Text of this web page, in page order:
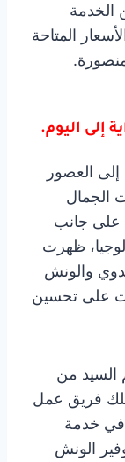
الخدمة
المتاحة
إلى اليوم.
العصور
الجمال
على جانب
ظهرت
والونش
على تحسين
السيد من
فريق عمل
خدمة
الونش